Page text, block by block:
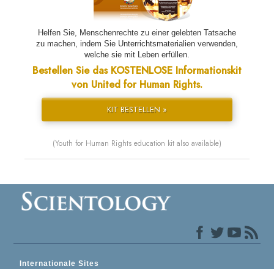
Helfen Sie, Menschenrechte zu einer gelebten Tatsache
zu machen, indem Sie Unterrichtsmaterialien verwenden,
welche sie mit Leben erfüllen.
Bestellen Sie das KOSTENLOSE Informationskit
von United for Human Rights.
KIT BESTELLEN »
(Youth for Human Rights education kit also available)
Internationale Sites